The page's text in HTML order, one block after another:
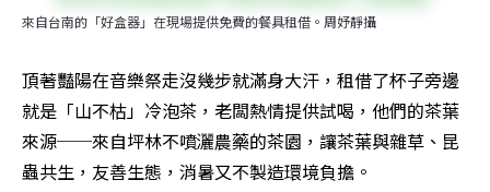
來自台南的「好盒器」在現場提供免費的餐具租借。周妤靜攝
頂著豔陽在音樂祭走沒幾步就滿身大汗，租借了杯子旁邊
就是「山不枯」冷泡茶，老闆熱情提供試喝，他們的茶葉
來源──來自坪林不噴灑農藥的茶園，讓茶葉與雜草、昆
蟲共生，友善生態，消暑又不製造環境負擔。